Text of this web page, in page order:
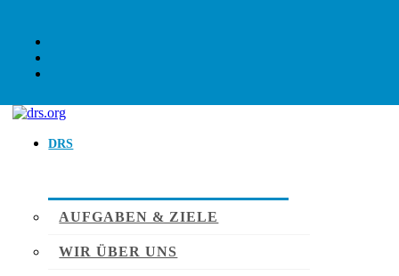
DRS
AUFGABEN & ZIELE
WIR ÜBER UNS